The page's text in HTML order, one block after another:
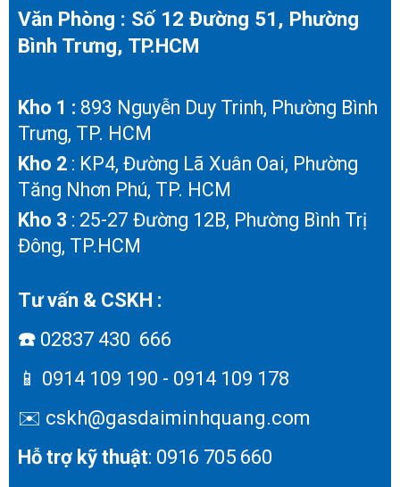
Văn Phòng : Số 12 Đường 51, Phường
Bình Trưng, TP.HCM
Kho 1 : 893 Nguyễn Duy Trinh, Phường Bình
Trưng, TP. HCM
Kho 2: KP4, Đường Lã Xuân Oai, Phường
Tăng Nhơn Phú, TP. HCM
Kho 3 : 25-27 Đường 12B, Phường Bình Trị
Đông, TP.HCM
Tư vấn & CSKH :
☎️ 02837 430 666
📱 0914 109 190 - 0914 109 178
✉️ cskh@gasdaiminhquang.com
Hỗ trợ kỹ thuật: 0916 705 660